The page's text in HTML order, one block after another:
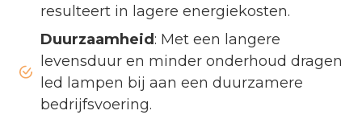
resulteert in lagere energiekosten.
Duurzaamheid : Met een langere
levensduur en minder onderhoud dragen
led lampen bij aan een duurzamere
bedrijfsvoering.